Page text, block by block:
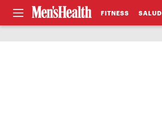
FITNESS SALUD